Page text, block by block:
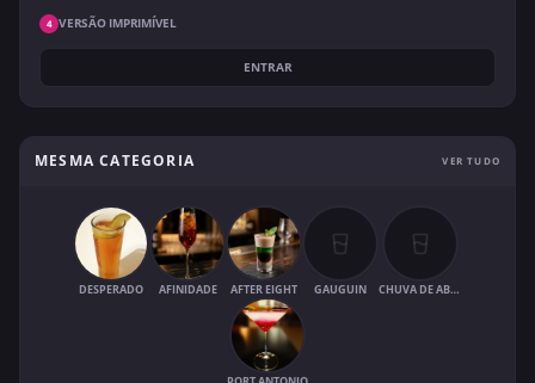
4 VERSÃO IMPRIMÍVEL
ENTRAR
MESMA CATEGORIA VER TUDO
DESPERADO AFINIDADE AFTER EIGHT GAUGUIN CHUVA DE ABRIL